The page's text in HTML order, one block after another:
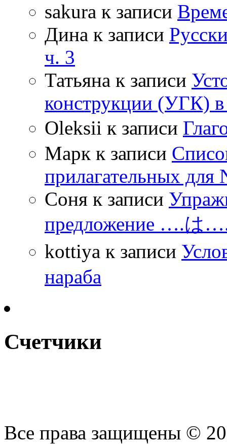
sakura к записи
Дина к записи
ч. 3
Татьяна к записи
конструкции (УГК) в
Oleksii к записи
Марк к записи
прилагательных для
Соня к записи
предложение ….は
kottiya к записи
нараба
Счетчики
Все права защищены ©